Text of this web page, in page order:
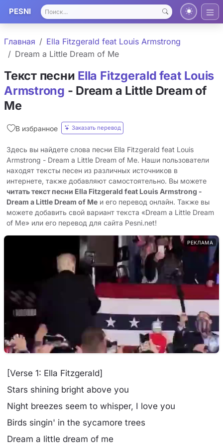
PESNI
Главная
Ella Fitzgerald feat Louis Armstrong
Dream a Little Dream of Me
Текст песни Ella Fitzgerald feat Louis
Armstrong - Dream a Little Dream of
Me
В избранное Заказать перевод
Здесь вы найдете слова песни Ella Fitzgerald feat Louis
Armstrong - Dream a Little Dream of Me. Наши пользователи
находят тексты песен из различных источников в
интернете, также добавляют самостоятельно. Вы можете
читать текст песни Ella Fitzgerald feat Louis Armstrong -
Dream a Little Dream of Me и его перевод онлайн. Также вы
можете добавить свой вариант текста «Dream a Little Dream
of Me» или его перевод для сайта Pesni.net!
РЕКЛАМА
[Verse 1: Ella Fitzgerald]
Stars shining bright above you
Night breezes seem to whisper, I love you
Birds singin' in the sycamore trees
Dream a little dream of me